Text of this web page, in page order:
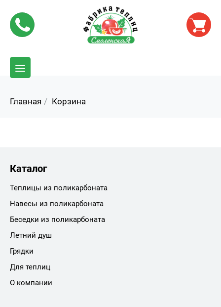
Главная Корзина
Каталог
Теплицы из поликарбоната
Навесы из поликарбоната
Беседки из поликарбоната
Летний душ
Грядки
Для теплиц
О компании